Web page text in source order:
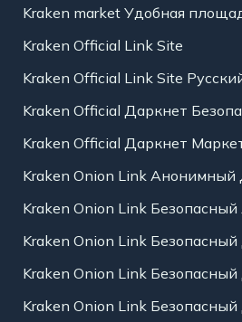
Kraken market Удобная
Kraken Official Link Site
Kraken Official Link Site
Kraken Official Даркнет
Kraken Official Даркнет
Kraken Onion Link Анонимный
Kraken Onion Link
Kraken Onion Link
Kraken Onion Link
Kraken Onion Link